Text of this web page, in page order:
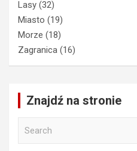
Lasy (32)
Miasto (19)
Morze (18)
Zagranica (16)
Znajdź na stronie